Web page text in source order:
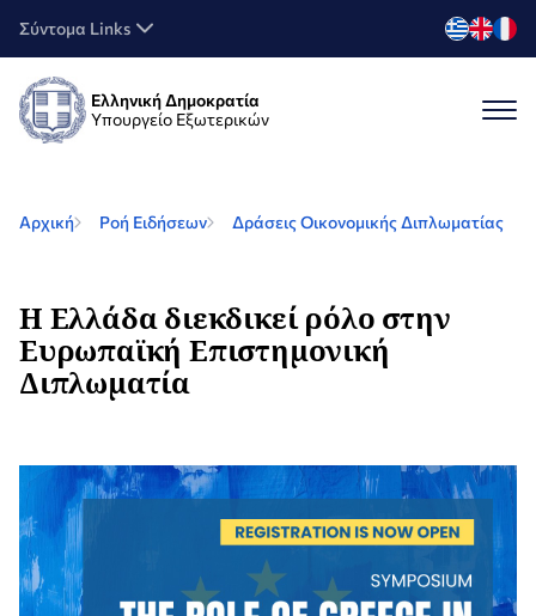
Σύντομα Links
Ελληνική Δημοκρατία
Υπουργείο Εξωτερικών
Αρχική Ροή Ειδήσεων Δράσεις Οικονομικής Διπλωματίας
Η Ελλάδα διεκδικεί ρόλο στην
Ευρωπαϊκή Επιστημονική
Διπλωματία